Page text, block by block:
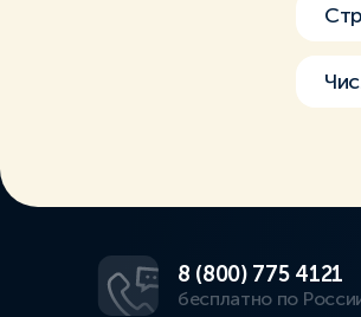
8 (800) 775 4121
бесплатно по